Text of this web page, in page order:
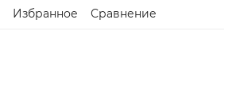
Избранное Сравнение